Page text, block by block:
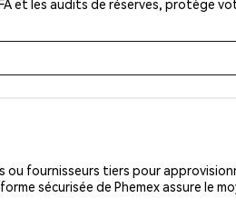
et les audits de réserves, protège
fournisseurs tiers pour
sécurisée de Phemex assure le